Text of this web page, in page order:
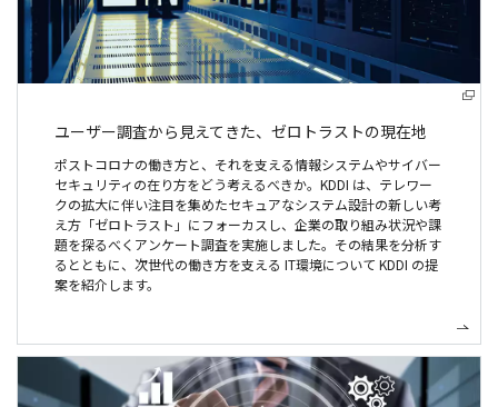
ユーザー調査から見えてきた、ゼロトラストの現在地
ポストコロナの働き方と、それを支える情報システムやサイバー
セキュリティの在り方をどう考えるべきか。KDDI は、テレワー
クの拡大に伴い注目を集めたセキュアなシステム設計の新しい考
え方「ゼロトラスト」にフォーカスし、企業の取り組み状況や課
題を探るべくアンケート調査を実施しました。その結果を分析す
るとともに、次世代の働き方を支える IT環境について KDDI の提
案を紹介します。